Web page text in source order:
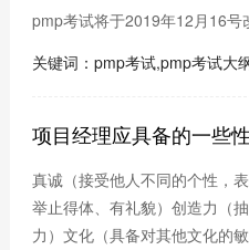
pmp考试将于2019年12月16号
关键词：pmp考试,pmp考试大
项目经理应具备的一些
真诚（接受他人不同的个性，
举止得体、有礼貌）创造力（
力）文化（具备对其他文化的